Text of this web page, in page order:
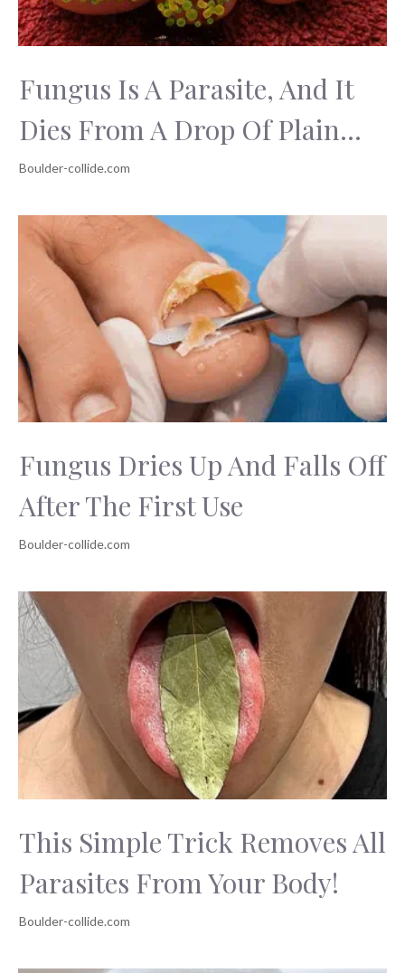
Fungus Is A Parasite, And It
Dies From A Drop Of Plain...
Fungus Dries Up And Falls Off
After The First Use
This Simple Trick Removes All
Parasites From Your Body!